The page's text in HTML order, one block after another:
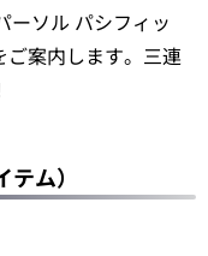
ーソル パシフィッ
案内します。三連
ム）